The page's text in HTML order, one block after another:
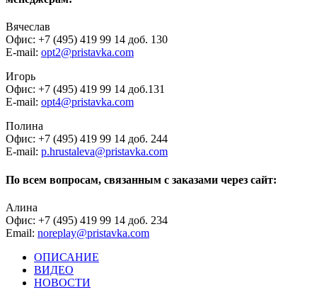
Вячеслав
Офис: +7 (495) 419 99 14 доб. 130
E-mail: opt2@pristavka.com
Игорь
Офис: +7 (495) 419 99 14 доб.131
E-mail: opt4@pristavka.com
Полина
Офис: +7 (495) 419 99 14 доб. 244
E-mail: p.hrustaleva@pristavka.com
По всем вопросам, связанным с заказами через сайт:
Алина
Офис: +7 (495) 419 99 14 доб. 234
Email: noreplay@pristavka.com
ОПИСАНИЕ
ВИДЕО
НОВОСТИ